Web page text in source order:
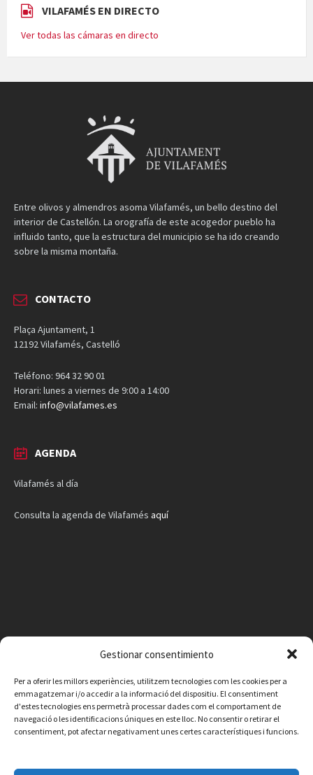
Gestionar consentimiento
Per a oferir les millors experiències, utilitzem tecnologies com les cookies per a
emmagatzemar i/o accedir a la informació del dispositiu. El consentiment
d'estes tecnologies ens permetrà processar dades com el comportament de
navegació o les identificacions úniques en este lloc. No consentir o retirar el
consentiment, pot afectar negativament unes certes característiques i funcions.
VILAFAMÉS EN DIRECTO
Ver todas las cámaras en directo
Entre olivos y almendros asoma Vilafamés, un bello destino del
interior de Castellón. La orografía de este acogedor pueblo ha
influido tanto, que la estructura del municipio se ha ido creando
sobre la misma montaña.
CONTACTO
Plaça Ajuntament, 1
12192 Vilafamés, Castelló
Teléfono: 964 32 90 01
Horari: lunes a viernes de 9:00 a 14:00
Email: info@vilafames.es
AGENDA
Vilafamés al día
Consulta la agenda de Vilafamés aquí